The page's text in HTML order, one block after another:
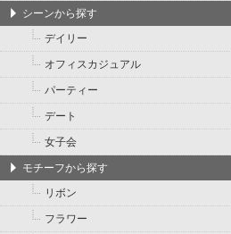
シーンから探す
デイリー
オフィスカジュアル
パーティー
デート
女子会
モチーフから探す
リボン
フラワー